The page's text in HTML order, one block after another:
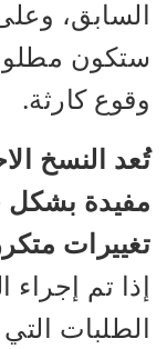
ستكون
وقوع كارثة.
تُعد النسخ
مفيدة بشكل
تغييرات
إذا تم إجراء
الطلبات